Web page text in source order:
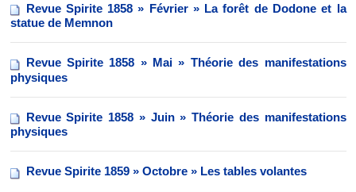
Revue Spirite 1858 » Février » La forêt de Dodone et la
statue de Memnon
Revue Spirite 1858 » Mai » Théorie des manifestations
physiques
Revue Spirite 1858 » Juin » Théorie des manifestations
physiques
Revue Spirite 1859 » Octobre » Les tables volantes